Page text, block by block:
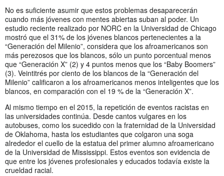
No es suficiente asumir que estos problemas desaparecerán
cuando más jóvenes con mentes abiertas suban al poder. Un
estudio reciente realizado por NORC en la Universidad de Chicago
mostró que el 31% de los jóvenes blancos pertenecientes a la
“Generación del Milenio”, considera que los afroamericanos son
más perezosos que los blancos, sólo un punto porcentual menos
que “Generación X” (2) ​​y 4 puntos menos que los “Baby Boomers”
(3). Veintitrés por ciento de los blancos de la “Generación del
Milenio” calificaron a los afroamericanos menos inteligentes que los
blancos, en comparación con el 19 % de la “Generación X”.
Al mismo tiempo en el 2015, la repetición de eventos racistas en
las universidades continúa. Desde cantos vulgares en los
autobuses, como los sucedido con la fraternidad de la Universidad
de Oklahoma, hasta los estudiantes que colgaron una soga
alrededor el cuello de la estatua del primer alumno afroamericano
de la Universidad de Mississippi. Estos eventos son evidencia de
que entre los jóvenes profesionales y educados todavía existe la
crueldad racial.